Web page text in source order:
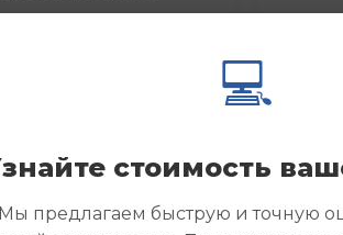
💻
стоимость
предлагаем быструю и точную